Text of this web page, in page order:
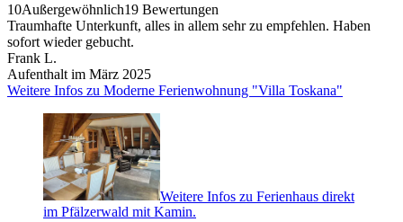
10Außergewöhnlich19 Bewertungen
Traumhafte Unterkunft, alles in allem sehr zu empfehlen. Haben
sofort wieder gebucht.
Frank L.
Aufenthalt im März 2025
Weitere Infos zu Moderne Ferienwohnung "Villa Toskana"
Weitere Infos zu Ferienhaus direkt
im Pfälzerwald mit Kamin.